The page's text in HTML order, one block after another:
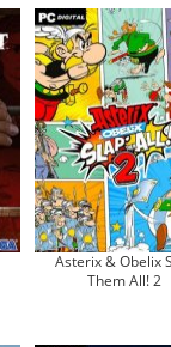
Asterix & Obelix
Them All! 2